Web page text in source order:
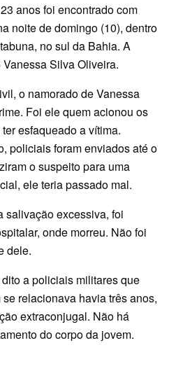
anos foi encontrado com
noite de domingo (10), dentro
no sul da Bahia. A
Silva Oliveira.
o namorado de Vanessa
Foi ele quem acionou os
esfaqueado a vítima.
policiais foram enviados até o
o suspeito para uma
ele teria passado mal.
salivação excessiva, foi
onde morreu. Não foi
dele.
a policiais militares que
relacionava havia três anos,
extraconjugal. Não há
do corpo da jovem.